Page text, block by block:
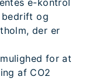
e-kontrol
og
der er
for at
af CO2